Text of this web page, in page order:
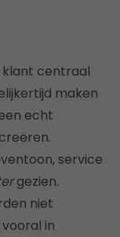
klant centraal
maken
echt
service
gezien.
niet
in